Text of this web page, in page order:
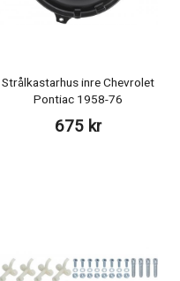
Strålkastarhus inre Chevrolet
Pontiac 1958-76
675 kr